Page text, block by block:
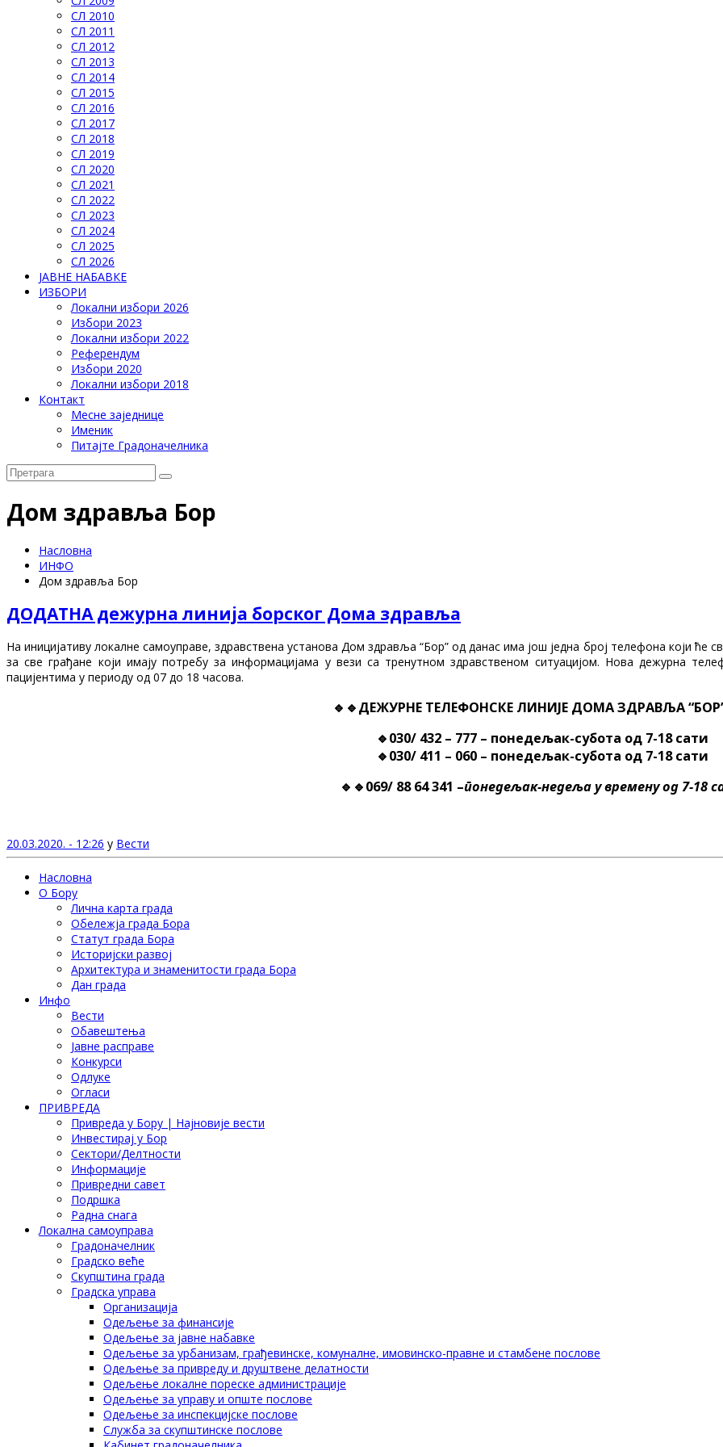
СЛ 2010
СЛ 2011
СЛ 2012
СЛ 2013
СЛ 2014
СЛ 2015
СЛ 2016
СЛ 2017
СЛ 2018
СЛ 2019
СЛ 2020
СЛ 2021
СЛ 2022
СЛ 2023
СЛ 2024
СЛ 2025
СЛ 2026
ЈАВНЕ НАБАВКЕ
ИЗБОРИ
Локални избори 2026
Избори 2023
Локални избори 2022
Референдум
Избори 2020
Локални избори 2018
Контакт
Месне заједнице
Именик
Питајте Градоначелника
Дом здравља Бор
Насловна
ИНФО
Дом здравља Бор
ДОДАТНА дежурна линија борског Дома здравља
На иницијативу локалне самоуправе, здравствена установа Дом здравља “Бор” од данас има још једна број телефона који ће
за све грађане који имају потребу за информацијама у вези са тренутном здравственом ситуацијом. Нова дежурна
пацијентима у периоду од 07 до 18 часова.
🔹🔹ДЕЖУРНЕ ТЕЛЕФОНСКЕ ЛИНИЈЕ ДОМА ЗДРАВЉА
🔹030/ 432 – 777 – понедељак-субота од 7-18 сати
🔹030/ 411 – 060 – понедељак-субота од 7-18 сати
🔹🔹069/ 88 64 341 –понедељак-недеља у времену од 7-18
20.03.2020. - 12:26 у Вести
Насловна
О Бору
Лична карта града
Обележја града Бора
Статут града Бора
Историјски развој
Архитектура и знаменитости града Бора
Дан града
Инфо
Вести
Обавештења
Јавне расправе
Конкурси
Одлуке
Огласи
ПРИВРЕДА
Привреда у Бору | Најновије вести
Инвестирај у Бор
Сектори/Делтности
Информације
Привредни савет
Подршка
Радна снага
Локална самоуправа
Градоначелник
Градско веће
Скупштина града
Градска управа
Организација
Одељење за финансије
Одељење за јавне набавке
Одељење за урбанизам, грађевинске, комуналне, имовинско-правне и стамбене послове
Одељење за привреду и друштвене делатности
Одељење локалне пореске администрације
Одељење за управу и опште послове
Одељење за инспекцијске послове
Служба за скупштинске послове